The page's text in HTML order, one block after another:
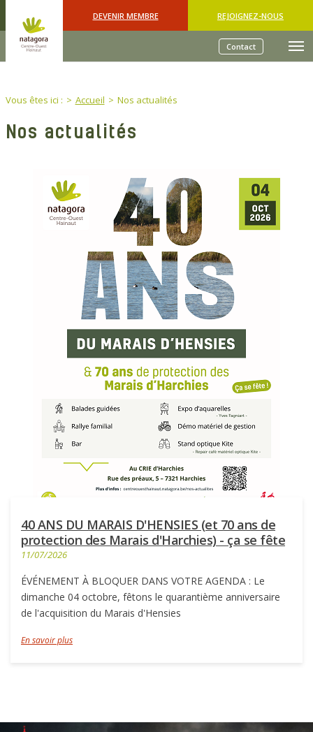
DEVENIR MEMBRE REJOIGNEZ-NOUS
Contact
You are here:
Vous êtes ici : Accueil Nos actualités
Nos actualités
40 ANS DU MARAIS D'HENSIES (et 70 ans de
protection des Marais d'Harchies) - ça se fête
11/07/2026
ÉVÉNEMENT À BLOQUER DANS VOTRE AGENDA : Le
dimanche 04 octobre, fêtons le quarantième anniversaire
de l'acquisition du Marais d'Hensies
En savoir plus